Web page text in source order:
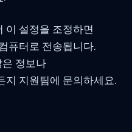
이 설정을 조정하면
퓨터로 전송됩니다.
정보나
지 지원팀에 문의하세요.